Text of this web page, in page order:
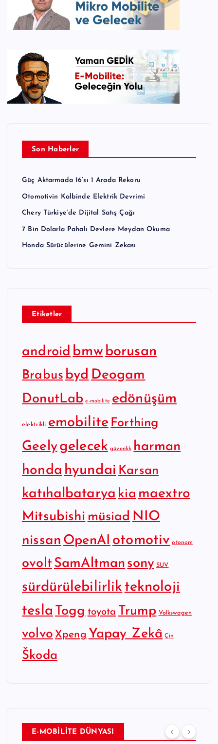
Son Haberler
Güç Aktarmada 16’sı 1 Arada Rekoru
Otomotivin Kalbinde Elektrik Devrimi
Chery Türkiye’de Dijital Satış Çağı
7 Bin Dolarla Pahalı Devlere Meydan Okuma
Honda Sürücülerine Gemini Zekası
Etiketler
android bmw borusan
Brabus byd Deogam
DonutLab e-mobilite edönüşüm
elektrikli emobilite Forthing
Geelygelecek güvenlik harman
honda hyundai Karsan
katıhalbatarya kia maextro
Mitsubishi müsiad NIO
nissan OpenAI otomotiv otonom
ovoltSamAltman sony SUV
sürdürülebilirlik teknoloji
tesla Togg toyota Trump Volkswagen
volvo Xpeng Yapay Zekâ Çin
Škoda
E-MOBİLİTE DÜNYASI